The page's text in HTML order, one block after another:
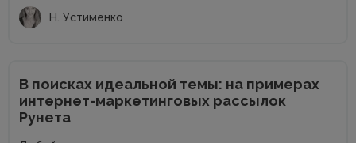
возможности...
Н. Устименко
В поисках идеальной темы: на примерах
интернет-маркетинговых рассылок
Рунета